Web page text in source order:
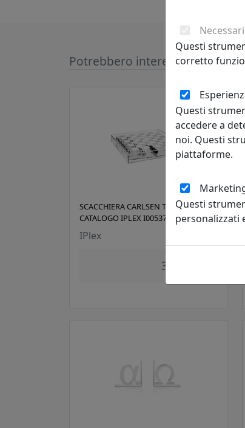
Potrebbero interessarti
SCACCHIERA CARLSEN TRASPARENTE,
CATALOGO IPLEX I00537003TAC
IPlex
341,00 €
Necessari
Questi
corretto
Questi
accedere a
noi. Questi
piattaforme.
Questi
personalizzati